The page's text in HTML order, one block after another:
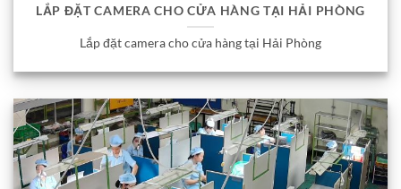
LẮP ĐẶT CAMERA CHO CỬA HÀNG TẠI HẢI PHÒNG
Lắp đặt camera cho cửa hàng tại Hải Phòng